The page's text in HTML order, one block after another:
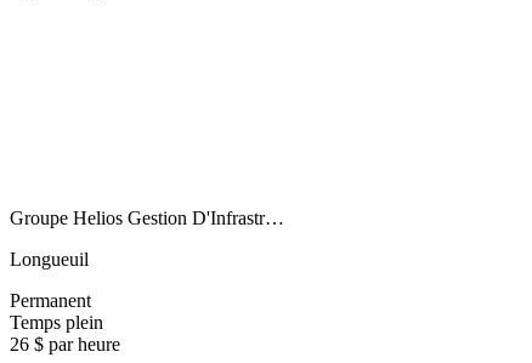
Groupe Helios Gestion D'Infrastr…
Longueuil
Permanent
Temps plein
26 $ par heure